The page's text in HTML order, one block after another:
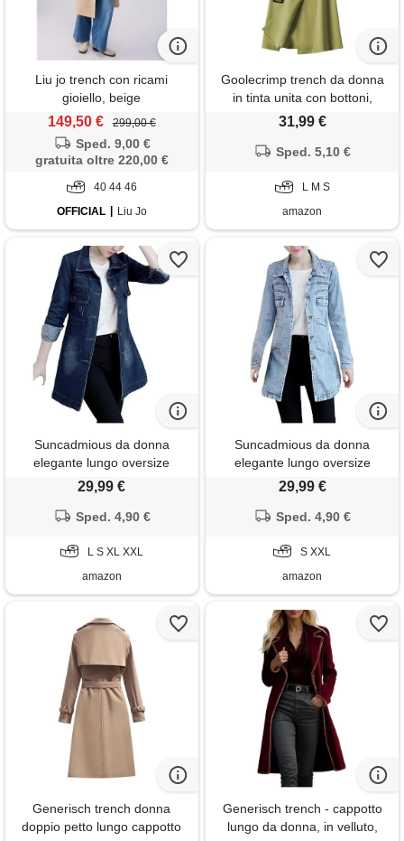
Liu jo trench con ricami
gioiello, beige
149,50 € 299,00 €
Sped. 9,00 €
gratuita oltre 220,00 €
40 44 46
OFFICIAL
Liu Jo
Goolecrimp trench da donna
in tinta unita con bottoni,
cintura, doppio petto, risvolto -
ginocchio (verde, l)
31,99 €
Sped. 5,10 €
L M S
amazon
Suncadmious da donna
elegante lungo oversize
abbottonato trench coat
bottoni sottile monopetto di
giacca autunnale (blu scuro,
s)
29,99 €
Sped. 4,90 €
L S XL XXL
amazon
Suncadmious da donna
elegante lungo oversize
abbottonato trench coat
bottoni sottile monopetto di
giacca autunnale (blu, s)
29,99 €
Sped. 4,90 €
S XXL
amazon
Generisch trench donna
doppio petto lungo cappotto
Generisch trench - cappotto
lungo da donna, in velluto,